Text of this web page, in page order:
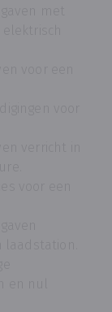
met
voor een
voor
verricht in
voor een
en nul